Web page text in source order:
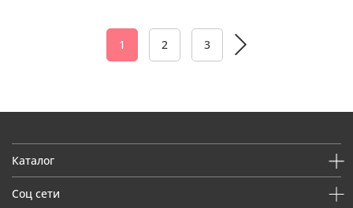
1 2 3
Каталог
Соц сети